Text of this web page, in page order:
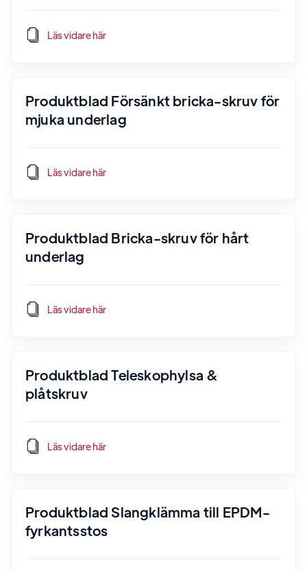
Läs vidare här
Produktblad Försänkt bricka-skruv för
mjuka underlag
Läs vidare här
Produktblad Bricka-skruv för hårt
underlag
Läs vidare här
Produktblad Teleskophylsa &
plåtskruv
Läs vidare här
Produktblad Slangklämma till EPDM-
fyrkantsstos